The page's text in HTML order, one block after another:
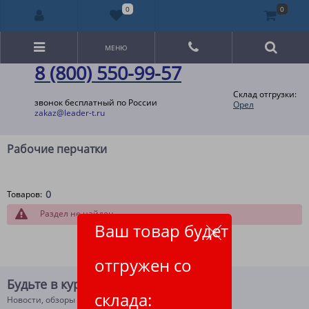
8 (800) 550-99-57
звонок бесплатный по России
zakaz@leader-t.ru
Склад отгрузки:
Орел
Ваш товар будет
отгружен со
склада:
МЕНЮ
Рабочие перчатки
Товаров: 0
Раздел не найден
Будьте в курсе!
Новости, обзоры и акции
0 0